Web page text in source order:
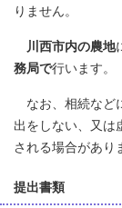
りません。
川西市内の農地
務局で行います。
なお、相続など
出をしない、又は
される場合があり
提出書類